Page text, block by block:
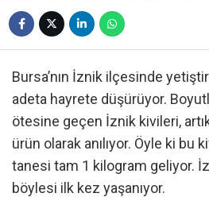
Bursa’nın İznik ilçesinde
adeta hayrete düşürüyor.
ötesine geçen İznik kivileri,
ürün olarak anılıyor. Öyle ki bu
tanesi tam 1 kilogram geliyor.
böylesi ilk kez yaşanıyor.